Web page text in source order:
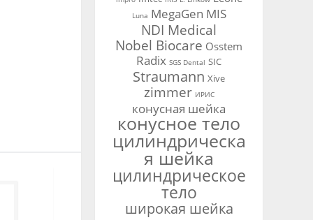
Luna MegaGen MIS
NDI Medical
Nobel Biocare Osstem
Radix SGS Dental SIC
Straumann Xive
zimmer ИРИС
конусная шейка
конусное тело
цилиндрическа
я шейка
цилиндрическое
тело
широкая шейка